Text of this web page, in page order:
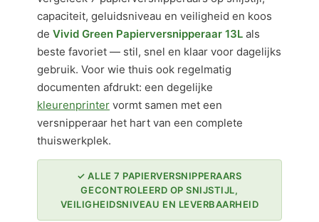
capaciteit, geluidsniveau en veiligheid en koos
de Vivid Green Papierversnipperaar 13L als
beste favoriet — stil, snel en klaar voor dagelijks
gebruik. Voor wie thuis ook regelmatig
documenten afdrukt: een degelijke
kleurenprinter vormt samen met een
versnipperaar het hart van een complete
thuiswerkplek.
✓ ALLE 7 PAPIERVERSNIPPERAARS
GECONTROLEERD OP SNIJSTIJL,
VEILIGHEIDSNIVEAU EN LEVERBAARHEID